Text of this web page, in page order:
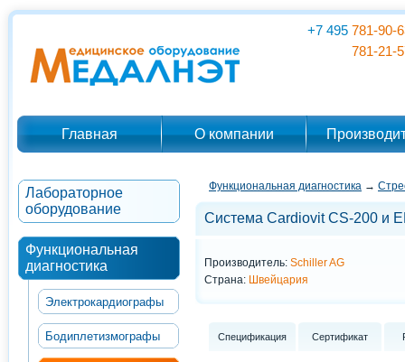
+7 495 781-90-
781-21-
Главная О компании
Лабораторное
оборудование
Функциональная
диагностика
Электрокардиографы
Бодиплетизмографы
Функциональная диагностика →
Система Cardiovit CS-200 и
Производитель: Schiller AG
Страна: Швейцария
Спецификация Сертификат